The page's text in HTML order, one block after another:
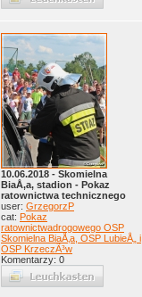
10.06.2018 - Skomielna
BiaÅ‚a, stadion - Pokaz
ratownictwa technicznego
user: GrzegorzP
cat: Pokaz
ratownictwadrogowego OSP
Skomielna BiaÅ‚a, OSP LubieÅ„ i
OSP KrzeczÃ³w
Komentarzy: 0